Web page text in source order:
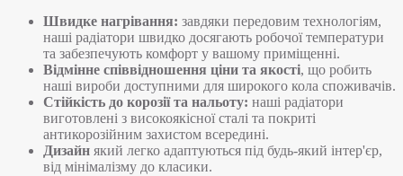
Швидке нагрівання: завдяки передовим технологіям,
наші радіатори швидко досягають робочої температури
та забезпечують комфорт у вашому приміщенні.
Відмінне співвідношення ціни та якості, що робить
наші вироби доступними для широкого кола споживачів.
Стійкість до корозії та нальоту: наші радіатори
виготовлені з високоякісної сталі та покриті
антикорозійним захистом всередині.
Дизайн який легко адаптуються під будь-який інтер'єр,
від мінімалізму до класики.